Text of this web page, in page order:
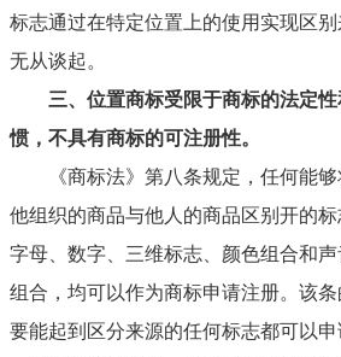
标志通过在特定位置上的使用实现区
无从谈起。
三、位置商标受限于商标的法定
惯，不具有商标的可注册性。
《商标法》第八条规定，任何能够
他组织的商品与他人的商品区别开的标
字母、数字、三维标志、颜色组合和
组合，均可以作为商标申请注册。该
要能起到区分来源的任何标志都可以